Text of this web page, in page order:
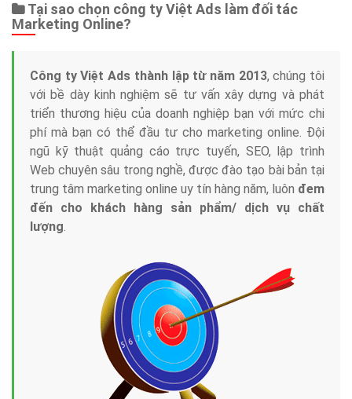
Tại sao chọn công ty Việt Ads làm đối tác
Marketing Online?
Công ty Việt Ads thành lập từ năm 2013, chúng tôi
với bề dày kinh nghiệm sẽ tư vấn xây dựng và phát
triển thương hiệu của doanh nghiệp bạn với mức chi
phí mà bạn có thể đầu tư cho marketing online. Đội
ngũ kỹ thuật quảng cáo trực tuyến, SEO, lập trình
Web chuyên sâu trong nghề, được đào tạo bài bản tại
trung tâm marketing online uy tín hàng năm, luôn đem
đến cho khách hàng sản phẩm/ dịch vụ chất
lượng.